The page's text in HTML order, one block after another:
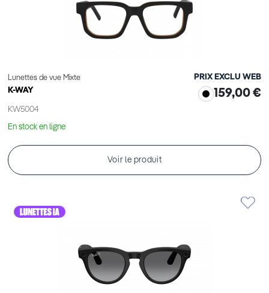
Lunettes de vue Mixte
K-WAY
KW5004
PRIX EXCLU WEB
159,00 €
En stock en ligne
Voir le produit